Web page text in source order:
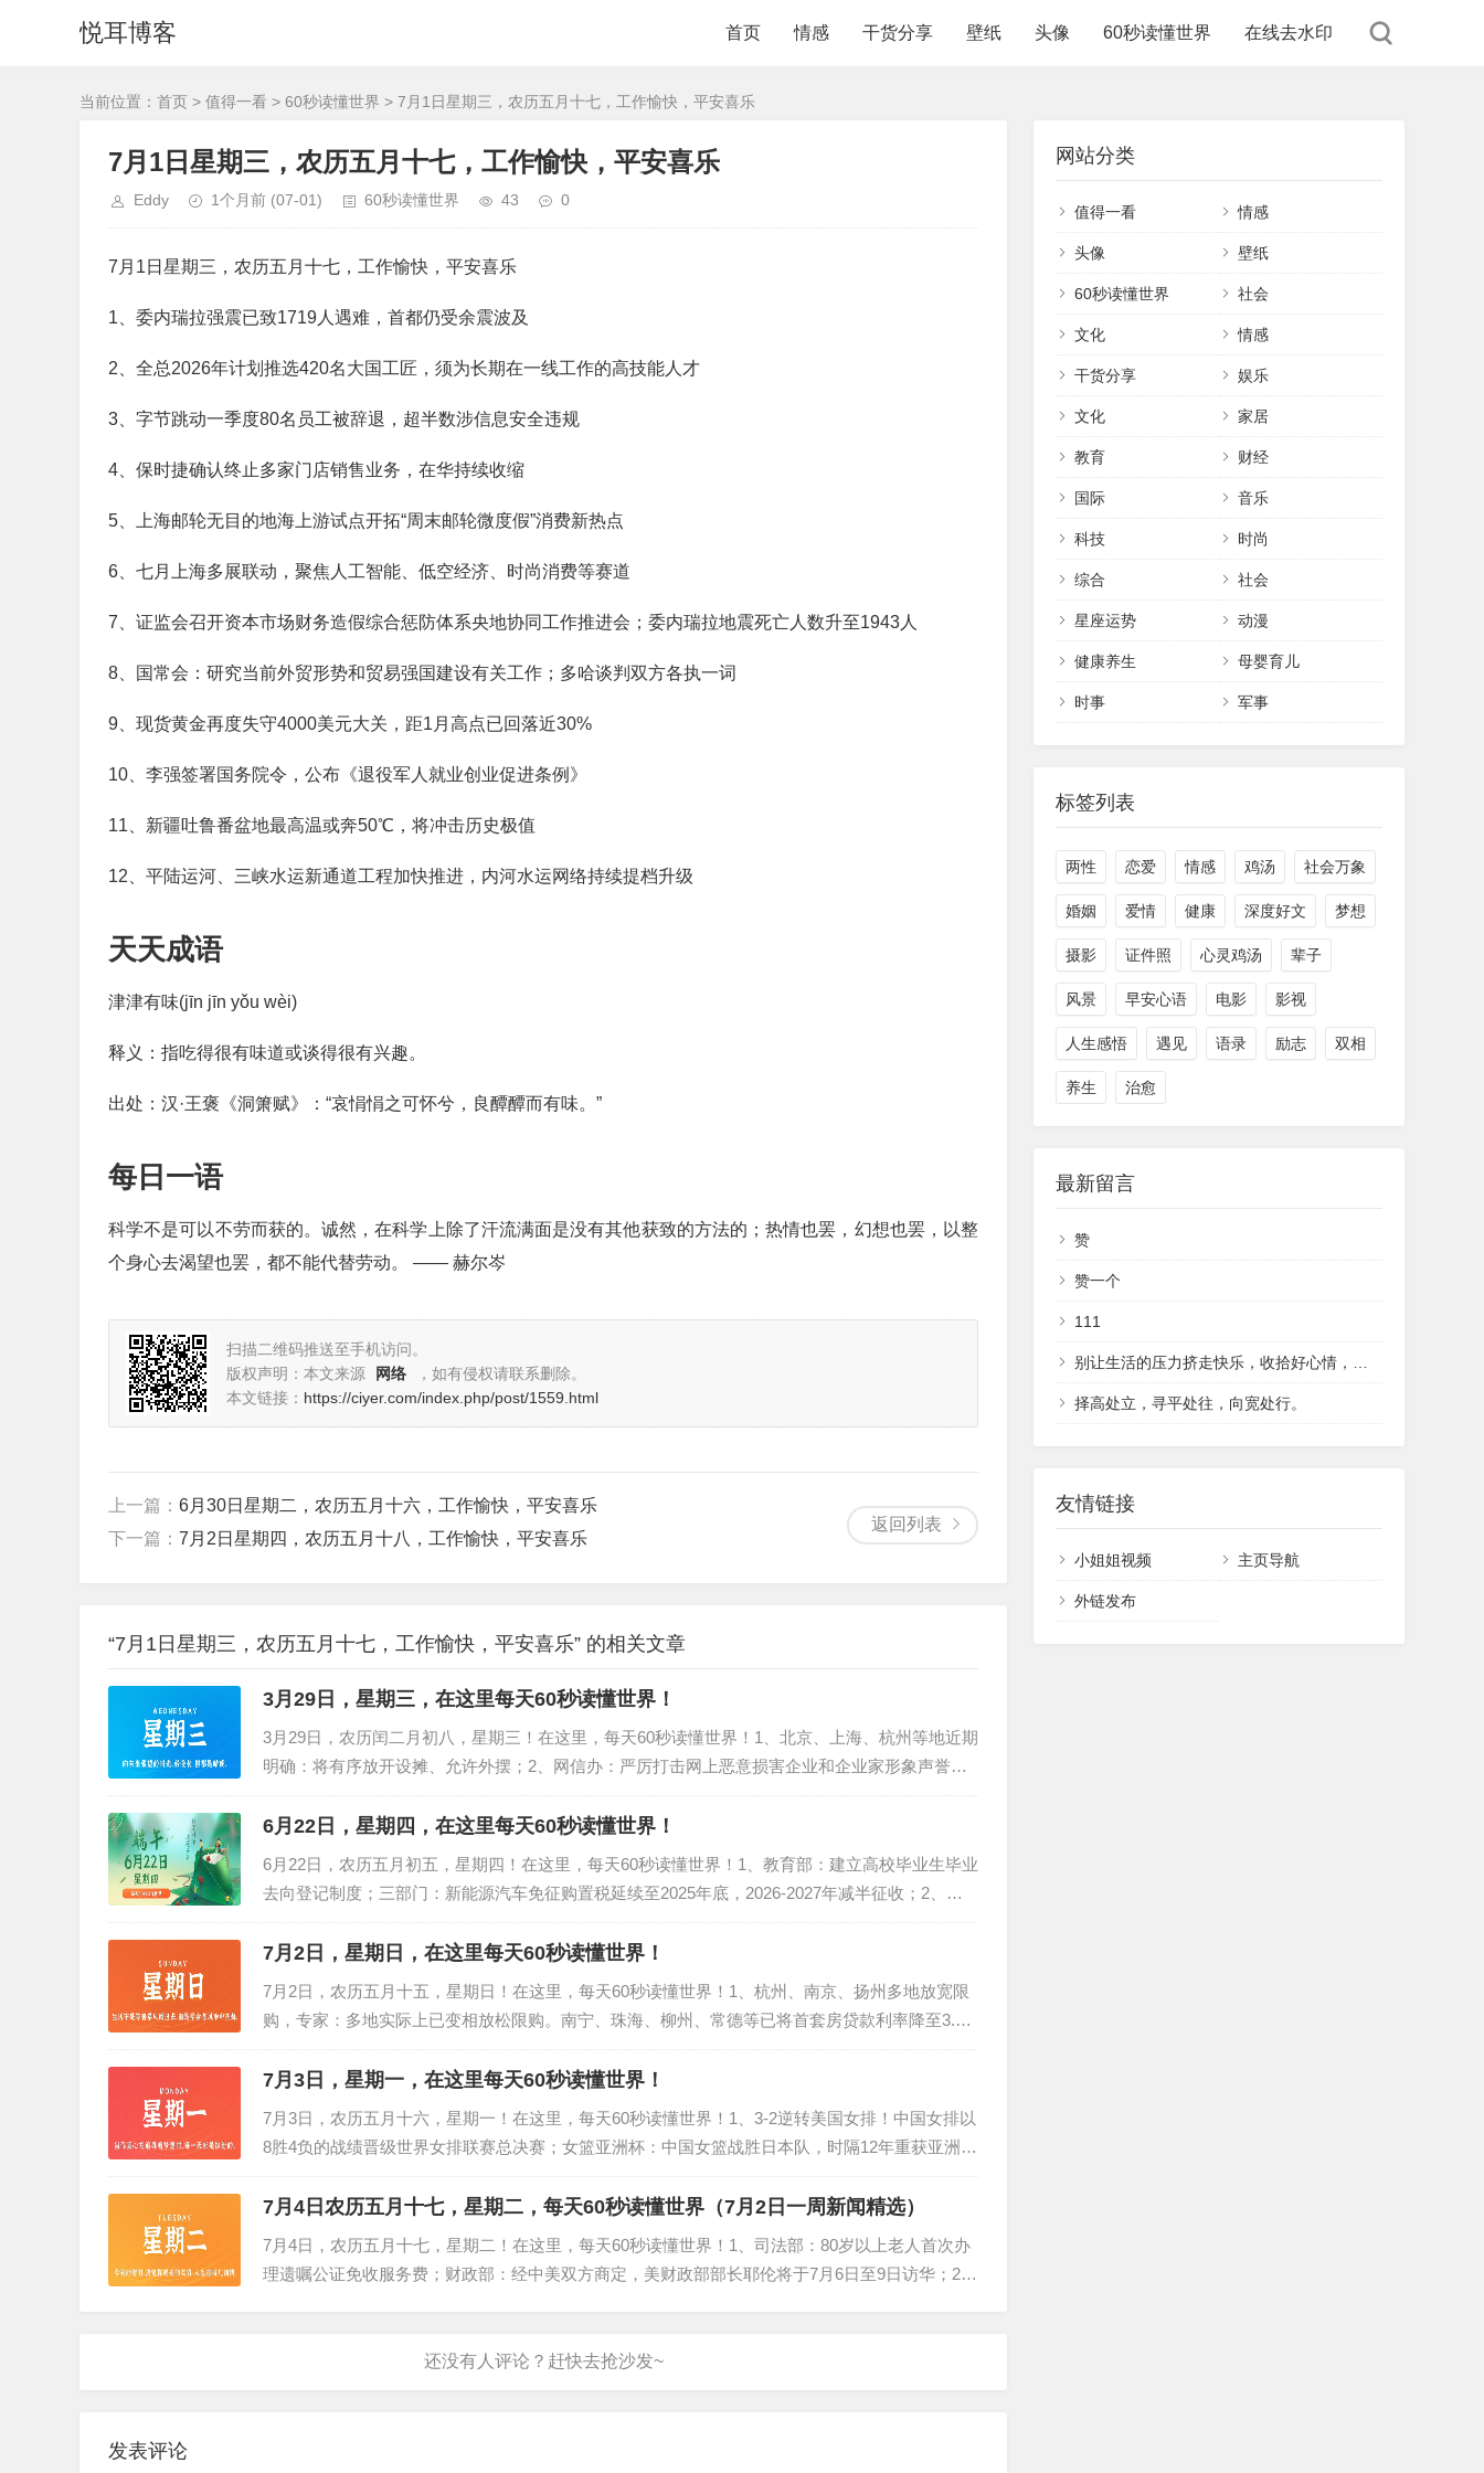
悦耳博客 首页 情感 干货分享 壁纸 头像 60秒读懂世界 在线去水印
当前位置： 首页 > 值得一看 > 60秒读懂世界 > 7月1日星期三，农历五月十七，工作愉快，平安喜乐
7月1日星期三，农历五月十七，工作愉快，平安喜乐
Eddy 1个月前 (07-01) 60秒读懂世界 43 0
7月1日星期三，农历五月十七，工作愉快，平安喜乐
1、委内瑞拉强震已致1719人遇难，首都仍受余震波及
2、全总2026年计划推选420名大国工匠，须为长期在一线工作的高技能人才
3、字节跳动一季度80名员工被辞退，超半数涉信息安全违规
4、保时捷确认终止多家门店销售业务，在华持续收缩
5、上海邮轮无目的地海上游试点开拓“周末邮轮微度假”消费新热点
6、七月上海多展联动，聚焦人工智能、低空经济、时尚消费等赛道
7、证监会召开资本市场财务造假综合惩防体系央地协同工作推进会；委内瑞拉地震死亡人数升至1943人
8、国常会：研究当前外贸形势和贸易强国建设有关工作；多哈谈判双方各执一词
9、现货黄金再度失守4000美元大关，距1月高点已回落近30%
10、李强签署国务院令，公布《退役军人就业创业促进条例》
11、新疆吐鲁番盆地最高温或奔50℃，将冲击历史极值
12、平陆运河、三峡水运新通道工程加快推进，内河水运网络持续提档升级
天天成语
津津有味(jīn jīn yǒu wèi)
释义：指吃得很有味道或谈得很有兴趣。
出处：汉·王褒《洞箫赋》：“哀悁悁之可怀兮，良醰醰而有味。”
每日一语
科学不是可以不劳而获的。诚然，在科学上除了汗流满面是没有其他获致的方法的；热情也罢，幻想也罢，以整
个身心去渴望也罢，都不能代替劳动。 —— 赫尔岑
扫描二维码推送至手机访问。
版权声明：本文来源
网络
，如有侵权请联系删除。
本文链接： https://ciyer.com/index.php/post/1559.html
返回列表
上一篇： 6月30日星期二，农历五月十六，工作愉快，平安喜乐
下一篇： 7月2日星期四，农历五月十八，工作愉快，平安喜乐
“7月1日星期三，农历五月十七，工作愉快，平安喜乐” 的相关文章
3月29日，星期三，在这里每天60秒读懂世界！
3月29日，农历闰二月初八，星期三！在这里，每天60秒读懂世界！1、北京、上海、杭州等地近期
明确：将有序放开设摊、允许外摆；2、网信办：严厉打击网上恶意损害企业和企业家形象声誉等
违法违规行为；3、厦门调整限购政策：厦门户籍单身人士可购第二套...
6月22日，星期四，在这里每天60秒读懂世界！
6月22日，农历五月初五，星期四！在这里，每天60秒读懂世界！1、教育部：建立高校毕业生毕业
去向登记制度；三部门：新能源汽车免征购置税延续至2025年底，2026-2027年减半征收；2、广
州拟限行"电驴"：不到6人就拥有1...
7月2日，星期日，在这里每天60秒读懂世界！
7月2日，农历五月十五，星期日！在这里，每天60秒读懂世界！1、杭州、南京、扬州多地放宽限
购，专家：多地实际上已变相放松限购。南宁、珠海、柳州、常德等已将首套房贷款利率降至3.
6％；2、黑龙江、湖南等多地遭遇冰雹暴雨，楼房墙面被打出窟窿，窗...
7月3日，星期一，在这里每天60秒读懂世界！
7月3日，农历五月十六，星期一！在这里，每天60秒读懂世界！1、3-2逆转美国女排！中国女排以
8胜4负的战绩晋级世界女排联赛总决赛；女篮亚洲杯：中国女篮战胜日本队，时隔12年重获亚洲杯
冠军；2023年7月2日，中国队在2023女篮亚洲杯颁奖...
7月4日农历五月十七，星期二，每天60秒读懂世界（7月2日一周新闻精选）
7月4日，农历五月十七，星期二！在这里，每天60秒读懂世界！1、司法部：80岁以上老人首次办
理遗嘱公证免收服务费；财政部：经中美双方商定，美财政部部长耶伦将于7月6日至9日访华；2、
发表评论
网站分类
值得一看 情感
头像 壁纸
60秒读懂世界 社会
文化 情感
干货分享 娱乐
文化 家居
教育 财经
国际 音乐
科技 时尚
综合 社会
星座运势 动漫
健康养生 母婴育儿
时事 军事
标签列表
两性 恋爱 情感 鸡汤 社会万象
婚姻 爱情 健康 深度好文 梦想
摄影 证件照 心灵鸡汤 辈子
风景 早安心语 电影 影视
人生感悟 遇见 语录 励志 双相
养生 治愈
最新留言
赞
赞一个
111
别让生活的压力挤走快乐，收拾好心情，继续前行，在繁华中自律，在落魄中自愈。
择高处立，寻平处往，向宽处行。
友情链接
小姐姐视频 主页导航
外链发布